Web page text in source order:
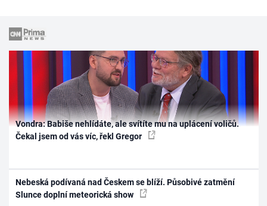
Vondra: Babiše nehlídáte, ale svítíte mu na uplácení voličů.
Čekal jsem od vás víc, řekl Gregor
Nebeská podívaná nad Českem se blíží. Působivé zatmění
Slunce doplní meteorická show